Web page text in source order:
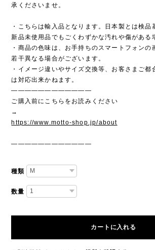
承くださいませ。
・こちらは輸入品となります。日本製とは検品
新品未使用品でもごくわずかな汚れや傷がある
・商品の色味は、お手持ちのスマートフォンの
若干異なる場合がございます。
・イメージ違いやサイズ交換等、お客さまご都
は対応出来かねます。
————————————
ご購入前にこちらをお読みください
→
https://www.motto-shop.jp/about
————————————
種類
数量
カートに入れる